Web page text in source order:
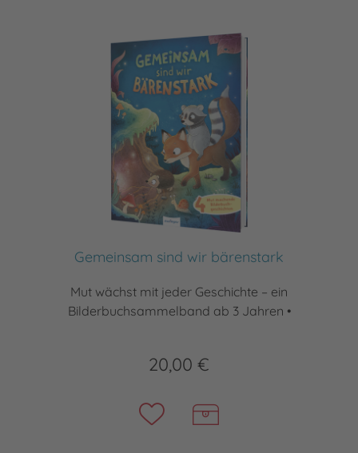
Gemeinsam sind wir bärenstark
Mut wächst mit jeder Geschichte – ein
Bilderbuchsammelband ab 3 Jahren •
20,00 €